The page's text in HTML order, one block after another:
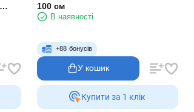
100 см
В наявності
+88 бонусів
У кошик
Купити за 1 клiк